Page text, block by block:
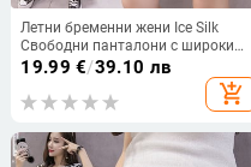
Летни бременни жени Ice Silk
Свободни панталони с широки
крачоли Едноцветни прави
панталони с висока талия Къси
панталони до коляното за
19.99 €/39.10 лв
add_shopping_cart